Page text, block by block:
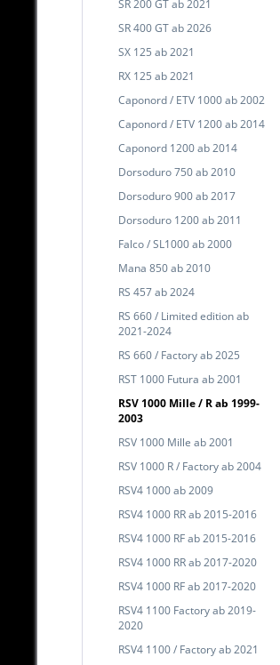
SR 200 GT ab 2021
SR 400 GT ab 2026
SX 125 ab 2021
RX 125 ab 2021
Caponord / ETV 1000 ab 2002
Caponord / ETV 1200 ab 2014
Caponord 1200 ab 2014
Dorsoduro 750 ab 2010
Dorsoduro 900 ab 2017
Dorsoduro 1200 ab 2011
Falco / SL1000 ab 2000
Mana 850 ab 2010
RS 457 ab 2024
RS 660 / Limited edition ab
2021-2024
RS 660 / Factory ab 2025
RST 1000 Futura ab 2001
RSV 1000 Mille / R ab 1999-
2003
RSV 1000 Mille ab 2001
RSV 1000 R / Factory ab 2004
RSV4 1000 ab 2009
RSV4 1000 RR ab 2015-2016
RSV4 1000 RF ab 2015-2016
RSV4 1000 RR ab 2017-2020
RSV4 1000 RF ab 2017-2020
RSV4 1100 Factory ab 2019-
2020
RSV4 1100 / Factory ab 2021